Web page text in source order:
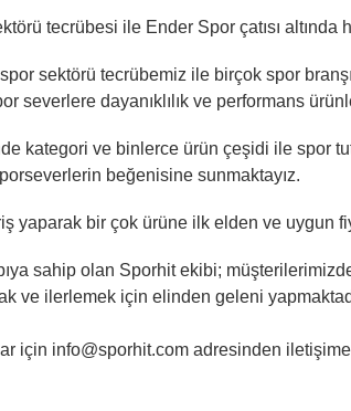
tecrübesi ile Ender Spor çatısı altında
spor sektörü tecrübemiz ile birçok spor
severlere dayanıklılık ve performans
kategori ve binlerce ürün çeşidi ile spor
beğenisine sunmaktayız.
yaparak bir çok ürüne ilk elden ve uygun
sahip olan Sporhit ekibi;
ve ilerlemek için elinden geleni
için info@sporhit.com adresinden